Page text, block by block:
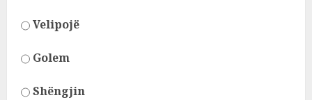
Velipojë
Golem
Shëngjin